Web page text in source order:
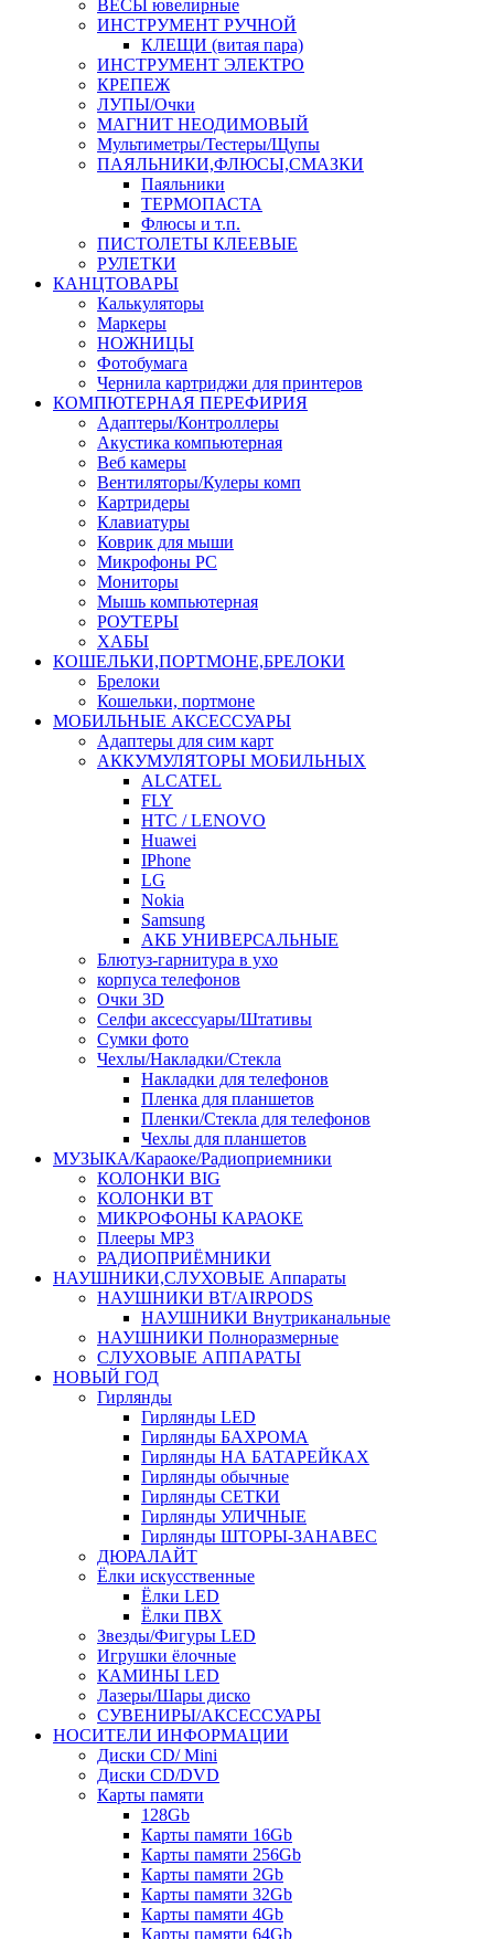
ВЕСЫ ювелирные
ИНСТРУМЕНТ РУЧНОЙ
КЛЕЩИ (витая пара)
ИНСТРУМЕНТ ЭЛЕКТРО
КРЕПЕЖ
ЛУПЫ/Очки
МАГНИТ НЕОДИМОВЫЙ
Мультиметры/Тестеры/Щупы
ПАЯЛЬНИКИ,ФЛЮСЫ,СМАЗКИ
Паяльники
ТЕРМОПАСТА
Флюсы и т.п.
ПИСТОЛЕТЫ КЛЕЕВЫЕ
РУЛЕТКИ
КАНЦТОВАРЫ
Калькуляторы
Маркеры
НОЖНИЦЫ
Фотобумага
Чернила картриджи для принтеров
КОМПЮТЕРНАЯ ПЕРЕФИРИЯ
Адаптеры/Контроллеры
Акустика компьютерная
Веб камеры
Вентиляторы/Кулеры комп
Картридеры
Клавиатуры
Коврик для мыши
Микрофоны PC
Мониторы
Мышь компьютерная
РОУТЕРЫ
ХАБЫ
КОШЕЛЬКИ,ПОРТМОНЕ,БРЕЛОКИ
Брелоки
Кошельки, портмоне
МОБИЛЬНЫЕ АКСЕССУАРЫ
Адаптеры для сим карт
АККУМУЛЯТОРЫ МОБИЛЬНЫХ
ALCATEL
FLY
HTC / LENOVO
Huawei
IPhone
LG
Nokia
Samsung
АКБ УНИВЕРСАЛЬНЫЕ
Блютуз-гарнитура в ухо
корпуса телефонов
Очки 3D
Селфи аксессуары/Штативы
Сумки фото
Чехлы/Накладки/Стекла
Накладки для телефонов
Пленка для планшетов
Пленки/Стекла для телефонов
Чехлы для планшетов
МУЗЫКА/Караоке/Радиоприемники
КОЛОНКИ BIG
КОЛОНКИ BT
МИКРОФОНЫ КАРАОКЕ
Плееры MP3
РАДИОПРИЁМНИКИ
НАУШНИКИ,СЛУХОВЫЕ Аппараты
НАУШНИКИ BT/AIRPODS
НАУШНИКИ Внутриканальные
НАУШНИКИ Полноразмерные
СЛУХОВЫЕ АППАРАТЫ
НОВЫЙ ГОД
Гирлянды
Гирлянды LED
Гирлянды БАХРОМА
Гирлянды НА БАТАРЕЙКАХ
Гирлянды обычные
Гирлянды СЕТКИ
Гирлянды УЛИЧНЫЕ
Гирлянды ШТОРЫ-ЗАНАВЕС
ДЮРАЛАЙТ
Ёлки искусственные
Ёлки LED
Ёлки ПВХ
Звезды/Фигуры LED
Игрушки ёлочные
КАМИНЫ LED
Лазеры/Шары диско
СУВЕНИРЫ/АКСЕССУАРЫ
НОСИТЕЛИ ИНФОРМАЦИИ
Диски CD/ Mini
Диски CD/DVD
Карты памяти
128Gb
Карты памяти 16Gb
Карты памяти 256Gb
Карты памяти 2Gb
Карты памяти 32Gb
Карты памяти 4Gb
Карты памяти 64Gb